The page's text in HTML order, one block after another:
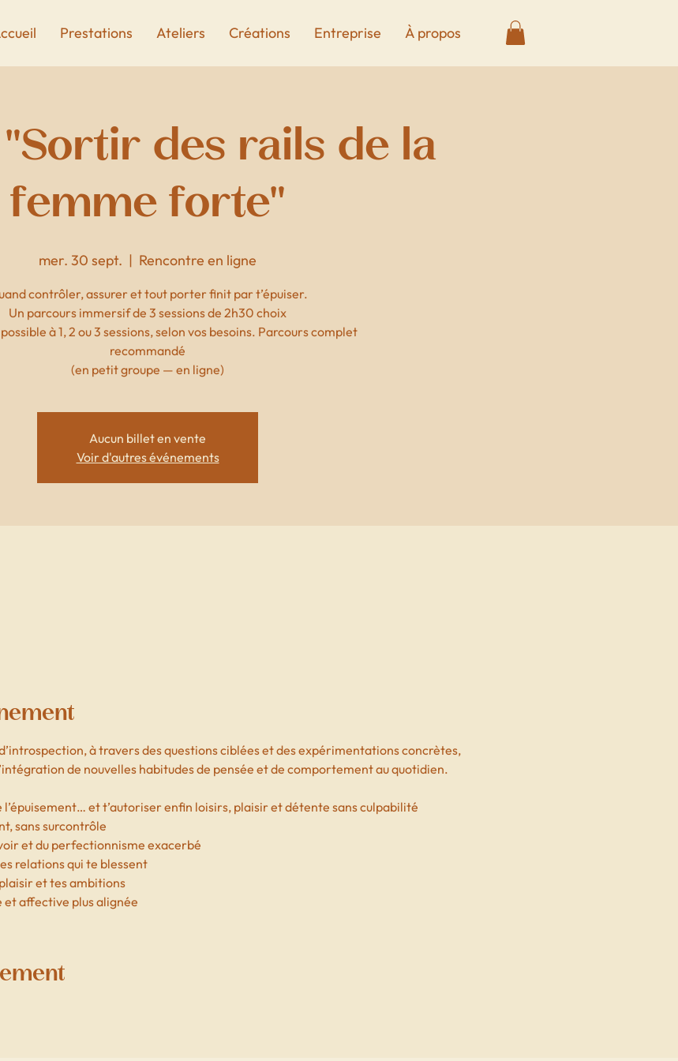
Prestations Ateliers Créations Entreprise À propos
des rails de la
femme forte"
mer. 30 sept.
  |
Rencontre en ligne
contrôler, assurer et tout porter finit par t’épuiser.
Un parcours immersif de 3 sessions de 2h30 choix
à 1, 2 ou 3 sessions, selon vos besoins. Parcours complet
recommandé
(en petit groupe — en ligne)
Aucun billet en vente
Voir d'autres événements
à travers des questions ciblées et des expérimentations concrètes,
de nouvelles habitudes de pensée et de comportement au quotidien.
et t’autoriser enfin loisirs, plaisir et détente sans culpabilité
sans surcontrôle
et du perfectionnisme exacerbé
relations qui te blessent
et tes ambitions
affective plus alignée